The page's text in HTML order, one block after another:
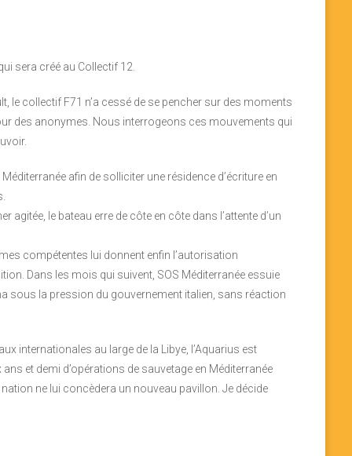
sera créé au Collectif 12.
le collectif F71 n’a cessé de se pencher sur des moments
des anonymes. Nous interrogeons ces mouvements qui
afin de solliciter une résidence d’écriture en
agitée, le bateau erre de côte en côte dans l’attente d’un
compétentes lui donnent enfin l’autorisation
Dans les mois qui suivent, SOS Méditerranée essuie
sous la pression du gouvernement italien, sans réaction
internationales au large de la Libye, l’Aquarius est
et demi d’opérations de sauvetage en Méditerranée
ne lui concèdera un nouveau pavillon. Je décide